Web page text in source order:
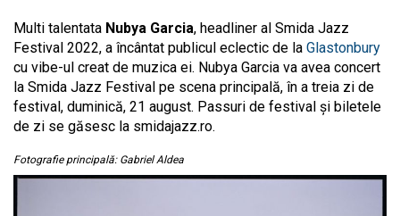
Multi talentata Nubya Garcia, headliner al Smida Jazz
Festival 2022, a încântat publicul eclectic de la Glastonbury
cu vibe-ul creat de muzica ei. Nubya Garcia va avea concert
la Smida Jazz Festival pe scena principală, în a treia zi de
festival, duminică, 21 august. Passuri de festival și biletele
de zi se găsesc la smidajazz.ro.
Fotografie principală: Gabriel Aldea